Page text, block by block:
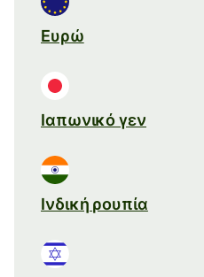
Ευρώ
Ιαπωνικό γεν
Ινδική ρουπία